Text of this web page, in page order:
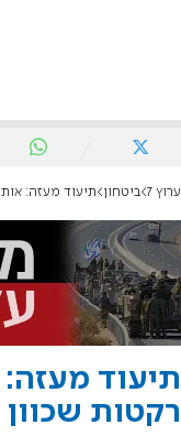
ערוץ 7 ביטחון תיעוד מעזה:
תיעוד
רקטות